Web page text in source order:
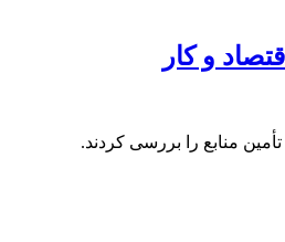
و کار
منابع را بررسی کردند.